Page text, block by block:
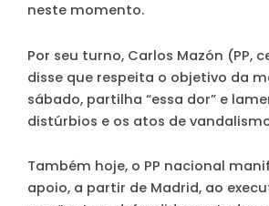
neste momento.
Por seu turno, Carlos Mazón (PP,
disse que respeita o objetivo da
sábado, partilha “essa dor” e
distúrbios e os atos de
Também hoje, o PP nacional
apoio, a partir de Madrid, ao